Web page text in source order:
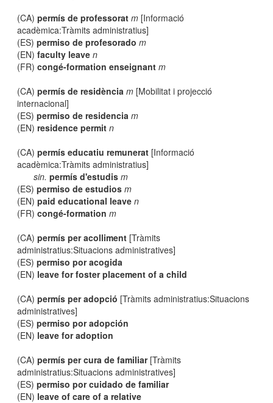
(CA)permís de professorat m [Informació
acadèmica:Tràmits administratius]
(ES)permiso de profesorado m
(EN)faculty leave n
(FR)congé-formation enseignant m
(CA)permís de residència m [Mobilitat i projecció
internacional]
(ES)permiso de residencia m
(EN)residence permit n
(CA)permís educatiu remunerat [Informació
acadèmica:Tràmits administratius]
sin. permís d'estudis m
(ES)permiso de estudios m
(EN)paid educational leave n
(FR)congé-formation m
(CA)permís per acolliment [Tràmits
administratius:Situacions administratives]
(ES)permiso por acogida
(EN) leave for foster placement of a child
(CA)permís per adopció [Tràmits administratius:Situacions
administratives]
(ES)permiso por adopción
(EN) leave for adoption
(CA)permís per cura de familiar[Tràmits
administratius:Situacions administratives]
(ES)permiso por cuidado de familiar
(EN) leave of care of a relative